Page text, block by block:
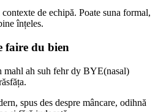
de echipă. Poate suna formal,
înțeles.
faire du bien
mahl ah suh fehr dy BYE(nasal)
spus des despre mâncare, odihnă